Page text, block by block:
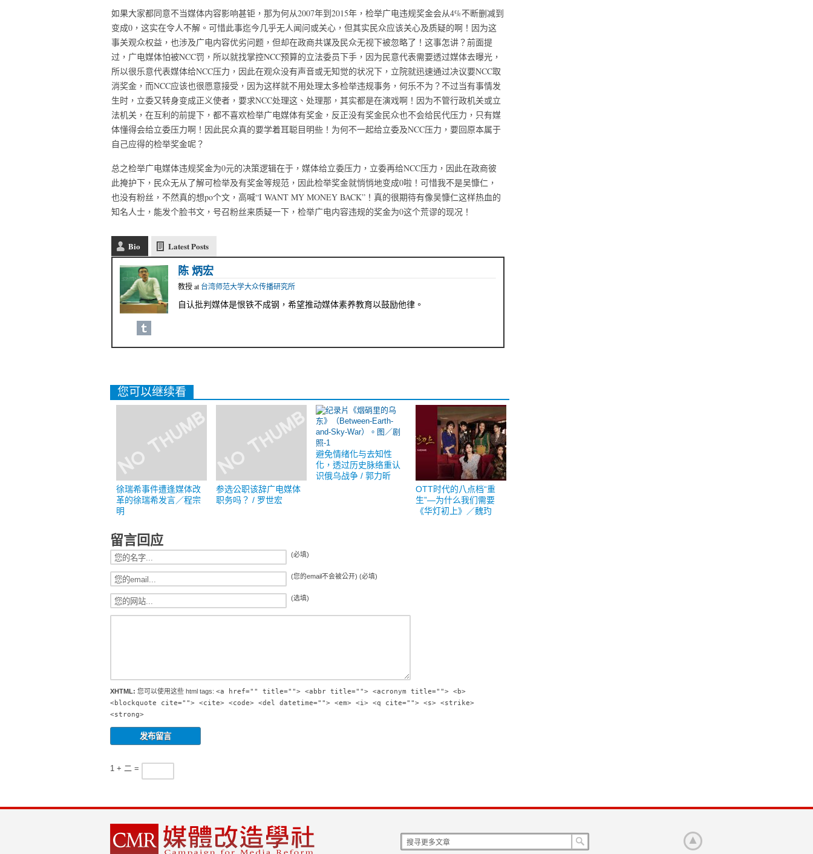
如果大家都同意不当媒体内容影响甚钜，那为何从2007年到2015年，检举广电违规奖金会从4%不断删减到
变成0，这实在令人不解。可惜此事迄今几乎无人闻问或关心，但其实民众应该关心及质疑的啊！因为这
事关观众权益，也涉及广电内容优劣问题，但却在政商共谋及民众无视下被忽略了！这事怎讲？前面提
过，广电媒体怕被NCC罚，所以就找掌控NCC预算的立法委员下手，因为民意代表需要透过媒体去曝光，
所以很乐意代表媒体给NCC压力，因此在观众没有声音或无知觉的状况下，立院就迅速通过决议要NCC取
消奖金，而NCC应该也很愿意接受，因为这样就不用处理太多检举违规事务，何乐不为？不过当有事情发
生时，立委又转身变成正义使者，要求NCC处理这、处理那，其实都是在演戏啊！因为不管行政机关或立
法机关，在互利的前提下，都不喜欢检举广电媒体有奖金，反正没有奖金民众也不会给民代压力，只有媒
体懂得会给立委压力啊！因此民众真的要学着耳聪目明些！为何不一起给立委及NCC压力，要回原本属于
自己应得的检举奖金呢？
总之检举广电媒体违规奖金为0元的决策逻辑在于，媒体给立委压力，立委再给NCC压力，因此在政商彼
此掩护下，民众无从了解可检举及有奖金等规范，因此检举奖金就悄悄地变成0啦！可惜我不是吴慷仁，
也没有粉丝，不然真的想po个文，高喊“I WANT MY MONEY BACK”！真的很期待有像吴慷仁这样热血的
知名人士，能发个脸书文，号召粉丝来质疑一下，检举广电内容违规的奖金为0这个荒谬的现况！
Bio Latest Posts
陈 炳宏
教授at 台湾师范大学大众传播研究所
自认批判媒体是恨铁不成钢，希望推动媒体素养教育以鼓励他律。
您可以继续看
徐瑞希事件遭逢媒体改
革的徐瑞希发言／程宗
明
参选公职该辞广电媒体
职务吗？ / 罗世宏
避免情绪化与去知性
化，透过历史脉络重认
识俄乌战争 / 郭力昕
OTT时代的八点档“重
生”—为什么我们需要
《华灯初上》／魏玓
留言回应
(必填)
(您的email不会被公开) (必填)
(选填)
XHTML: 您可以使用这些 html tags: <a href="" title=""> <abbr title=""> <acronym title=""> <b>
<blockquote cite=""> <cite> <code> <del datetime=""> <em> <i> <q cite=""> <s> <strike>
<strong>
1 + 二 =